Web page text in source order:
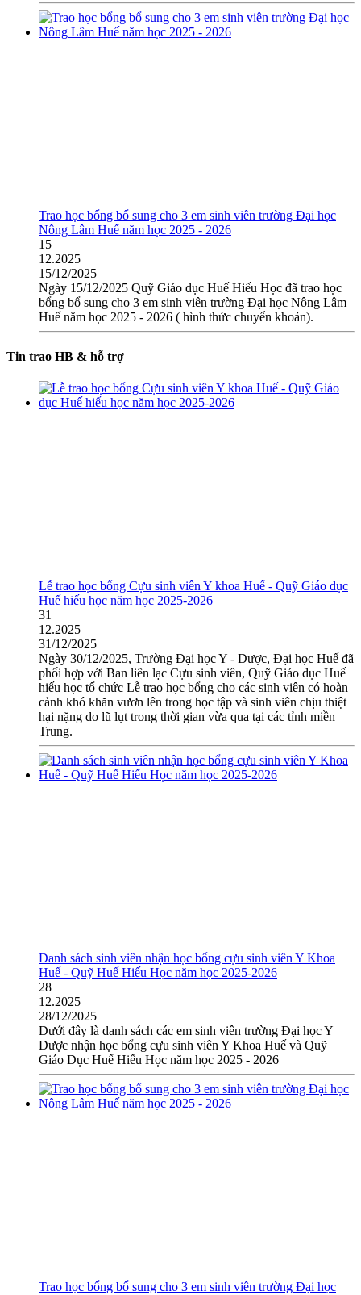
Trao học bổng bổ sung cho 3 em sinh viên trường Đại học
Nông Lâm Huế năm học 2025 - 2026
15
12.2025
15/12/2025
Ngày 15/12/2025 Quỹ Giáo dục Huế Hiếu Học đã trao học
bổng bổ sung cho 3 em sinh viên trường Đại học Nông Lâm
Huế năm học 2025 - 2026 ( hình thức chuyển khoản).
Tin trao HB & hỗ trợ
Lễ trao học bổng Cựu sinh viên Y khoa Huế - Quỹ Giáo dục
Huế hiếu học năm học 2025-2026
31
12.2025
31/12/2025
Ngày 30/12/2025, Trường Đại học Y - Dược, Đại học Huế đã
phối hợp với Ban liên lạc Cựu sinh viên, Quỹ Giáo dục Huế
hiếu học tổ chức Lễ trao học bổng cho các sinh viên có hoàn
cảnh khó khăn vươn lên trong học tập và sinh viên chịu thiệt
hại nặng do lũ lụt trong thời gian vừa qua tại các tỉnh miền
Trung.
Danh sách sinh viên nhận học bổng cựu sinh viên Y Khoa
Huế - Quỹ Huế Hiếu Học năm học 2025-2026
28
12.2025
28/12/2025
Dưới đây là danh sách các em sinh viên trường Đại học Y
Dược nhận học bổng cựu sinh viên Y Khoa Huế và Quỹ
Giáo Dục Huế Hiếu Học năm học 2025 - 2026
Trao học bổng bổ sung cho 3 em sinh viên trường Đại học